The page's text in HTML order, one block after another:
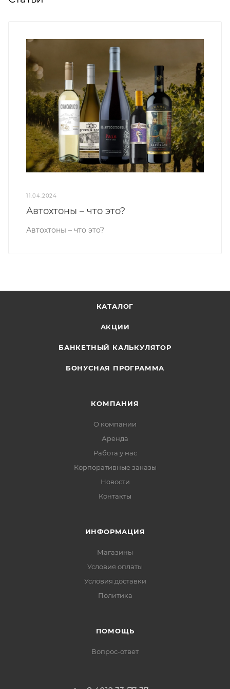
11.04.2024
Автохтоны – что это?
Автохтоны – что это?
КАТАЛОГ
АКЦИИ
БАНКЕТНЫЙ КАЛЬКУЛЯТОР
БОНУСНАЯ ПРОГРАММА
КОМПАНИЯ
О компании
Аренда
Работа у нас
Корпоративные заказы
Новости
Контакты
ИНФОРМАЦИЯ
Магазины
Условия оплаты
Условия доставки
Политика
ПОМОЩЬ
Вопрос-ответ